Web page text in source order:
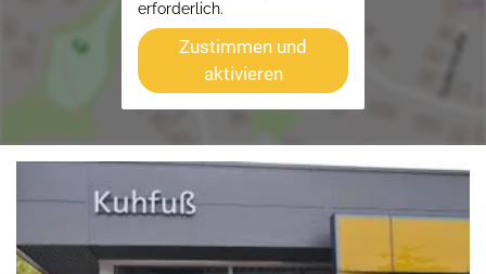
erforderlich.
Zustimmen und
aktivieren